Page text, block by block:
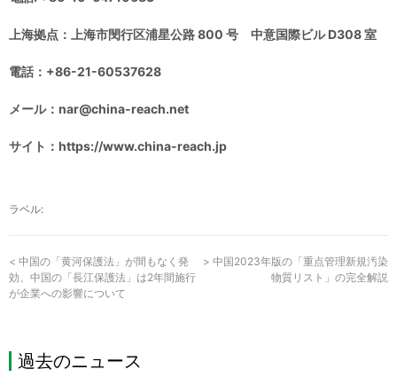
上海拠点：上海市閔行区浦星公路 800 号 中意国際ビル D308 室
電話：+86-21-60537628
メール：nar@china-reach.net
サイト：https://www.china-reach.jp
ラベル:
< 中国の「黄河保護法」が間もなく発
効、中国の「長江保護法」は2年間施行
が企業への影響について
> 中国2023年版の「重点管理新規汚染
物質リスト」の完全解説
過去のニュース